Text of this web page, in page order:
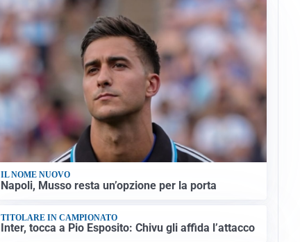
IL NOME NUOVO
Napoli, Musso resta un’opzione per la porta
TITOLARE IN CAMPIONATO
Inter, tocca a Pio Esposito: Chivu gli affida l’attacco